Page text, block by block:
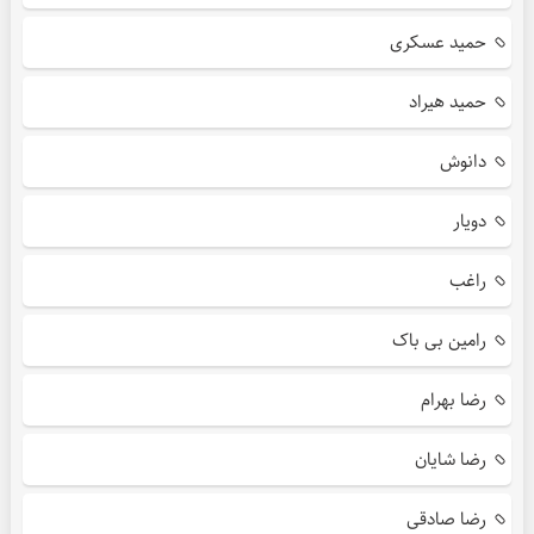
حمید عسکری
حمید هیراد
دانوش
دویار
راغب
رامین بی باک
رضا بهرام
رضا شایان
رضا صادقی